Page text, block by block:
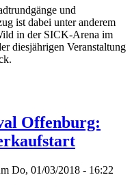
und
ist dabei unter anderem
in der SICK-Arena im
diesjährigen Veranstaltung
Offenburg:
Do, 01/03/2018 - 16:22